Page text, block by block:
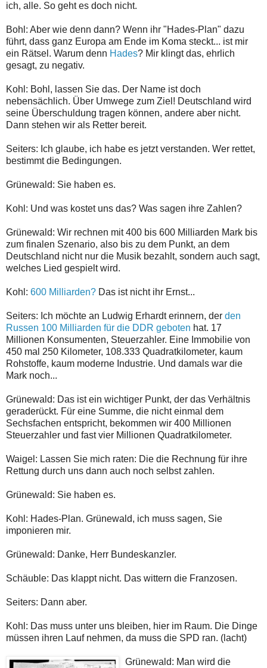
ich, alle. So geht es doch nicht.
Bohl: Aber wie denn dann? Wenn ihr "Hades-Plan" dazu
führt, dass ganz Europa am Ende im Koma steckt... ist mir
ein Rätsel. Warum denn Hades? Mir klingt das, ehrlich
gesagt, zu negativ.
Kohl: Bohl, lassen Sie das. Der Name ist doch
nebensächlich. Über Umwege zum Ziel! Deutschland wird
seine Überschuldung tragen können, andere aber nicht.
Dann stehen wir als Retter bereit.
Seiters: Ich glaube, ich habe es jetzt verstanden. Wer rettet,
bestimmt die Bedingungen.
Grünewald: Sie haben es.
Kohl: Und was kostet uns das? Was sagen ihre Zahlen?
Grünewald: Wir rechnen mit 400 bis 600 Milliarden Mark bis
zum finalen Szenario, also bis zu dem Punkt, an dem
Deutschland nicht nur die Musik bezahlt, sondern auch sagt,
welches Lied gespielt wird.
Kohl: 600 Milliarden? Das ist nicht ihr Ernst...
Seiters: Ich möchte an Ludwig Erhardt erinnern, der den
Russen 100 Milliarden für die DDR geboten hat. 17
Millionen Konsumenten, Steuerzahler. Eine Immobilie von
450 mal 250 Kilometer, 108.333 Quadratkilometer, kaum
Rohstoffe, kaum moderne Industrie. Und damals war die
Mark noch...
Grünewald: Das ist ein wichtiger Punkt, der das Verhältnis
geraderückt. Für eine Summe, die nicht einmal dem
Sechsfachen entspricht, bekommen wir 400 Millionen
Steuerzahler und fast vier Millionen Quadratkilometer.
Waigel: Lassen Sie mich raten: Die die Rechnung für ihre
Rettung durch uns dann auch noch selbst zahlen.
Grünewald: Sie haben es.
Kohl: Hades-Plan. Grünewald, ich muss sagen, Sie
imponieren mir.
Grünewald: Danke, Herr Bundeskanzler.
Schäuble: Das klappt nicht. Das wittern die Franzosen.
Seiters: Dann aber.
Kohl: Das muss unter uns bleiben, hier im Raum. Die Dinge
müssen ihren Lauf nehmen, da muss die SPD ran. (lacht)
Grünewald: Man wird die